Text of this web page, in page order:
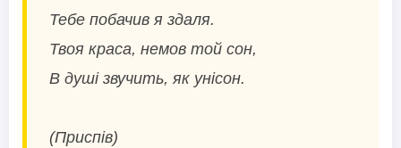
Тебе побачив я здаля.
Твоя краса, немов той сон,
В душі звучить, як унісон.
(Приспів)